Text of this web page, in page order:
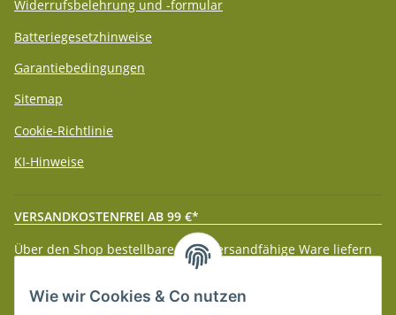
Widerrufsbelehrung und -formular
Batteriegesetzhinweise
Garantiebedingungen
Sitemap
Cookie-Richtlinie
KI-Hinweise
VERSANDKOSTENFREI AB 99 €*
Über den Shop bestellbare paketversandfähige Ware liefern
wir innerhalb Deutschland (Festland) ab 99 € * Warenwert
versandkostenfrei.
Wie wir Cookies & Co nutzen